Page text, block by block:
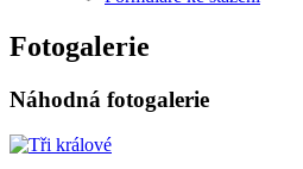
Fotogalerie
Náhodná fotogalerie